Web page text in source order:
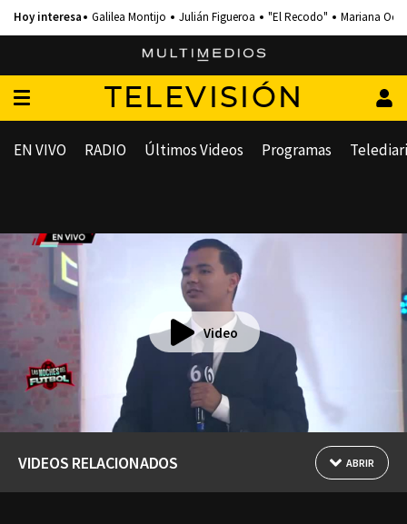
Galilea Montijo Julián Figueroa "El Recodo" Mariana
TELEVISIÓN
EN VIVO RADIO Últimos Videos Programas
Video
VIDEOS RELACIONADOS ABRIR